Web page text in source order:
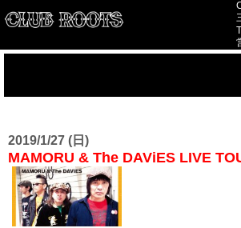
2019/1/27 (日)
MAMORU & The DAViES LIVE